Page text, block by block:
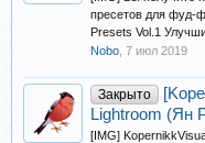
пресетов для фуд-
Presets Vol.1
Nobo 7 июл 2019
Закрыто
Lightroom (Ян
[IMG]